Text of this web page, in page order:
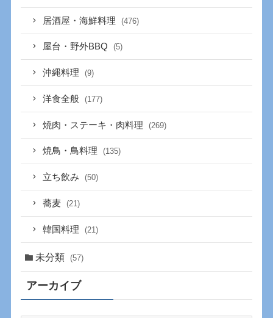
居酒屋・海鮮料理 (476)
屋台・野外BBQ (5)
沖縄料理 (9)
洋食全般 (177)
焼肉・ステーキ・肉料理 (269)
焼鳥・鳥料理 (135)
立ち飲み (50)
蕎麦 (21)
韓国料理 (21)
未分類 (57)
アーカイブ